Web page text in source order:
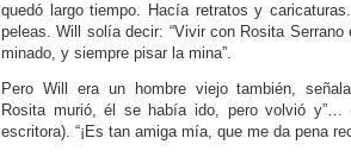
quedó largo tiempo. Hacía retratos y
peleas. Will solía decir: “Vivir con Rosita
minado, y siempre pisar la mina”.
Pero Will era un hombre viejo también,
Rosita murió, él se había ido, pero volvió
escritora). “¡Es tan amiga mía, que me da pena